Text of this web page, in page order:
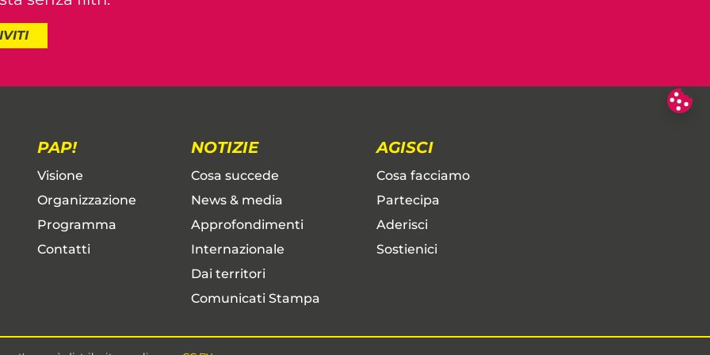
PAP!
Visione
Organizzazione
Programma
Contatti
NOTIZIE
Cosa succede
News & media
Approfondimenti
Internazionale
Dai territori
Comunicati Stampa
AGISCI
Cosa facciamo
Partecipa
Aderisci
Sostienici